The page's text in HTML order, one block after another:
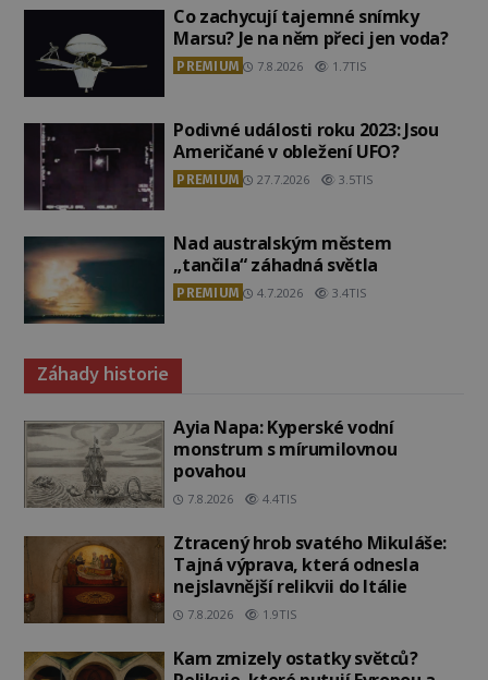
Co zachycují tajemné snímky
Marsu? Je na něm přeci jen voda?
PREMIUM 7.8.2026 1.7TIS
Podivné události roku 2023: Jsou
Američané v obležení UFO?
PREMIUM 27.7.2026 3.5TIS
Nad australským městem
„tančila“ záhadná světla
PREMIUM 4.7.2026 3.4TIS
Záhady historie
Ayia Napa: Kyperské vodní
monstrum s mírumilovnou
povahou
7.8.2026 4.4TIS
Ztracený hrob svatého Mikuláše:
Tajná výprava, která odnesla
nejslavnější relikvii do Itálie
7.8.2026 1.9TIS
Kam zmizely ostatky světců?